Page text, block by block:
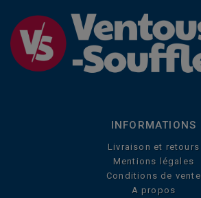
INFORMATIONS
Livraison et retours
Mentions légales
Conditions de vente
A propos